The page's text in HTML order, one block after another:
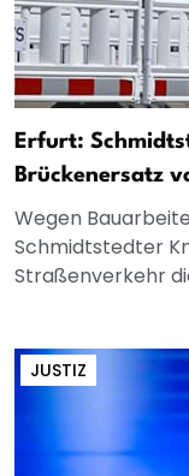
Erfurt:
Brückenersatz
Wegen
Schmidtstedter
Straßenverkehr
JUSTIZ